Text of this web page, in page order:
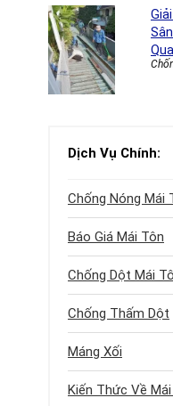
Dịch Vụ Chính:
Chống Nóng Mái
Báo Giá Mái Tôn
Chống Dột Mái
Chống Thấm Dột
Máng Xối
Kiến Thức Về